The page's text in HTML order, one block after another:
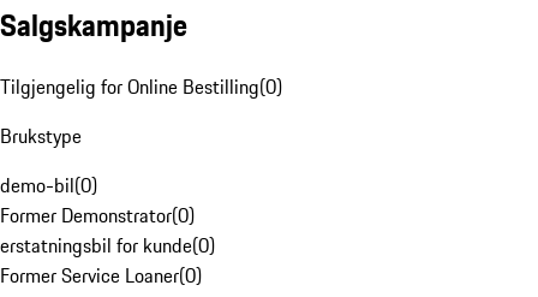
Salgskampanje
Tilgjengelig for Online Bestilling(0)
Brukstype
demo-bil(0)
Former Demonstrator(0)
erstatningsbil for kunde(0)
Former Service Loaner(0)